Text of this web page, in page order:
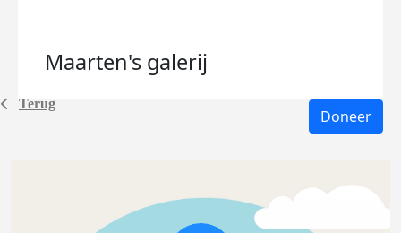
Terug
Maarten's galerij
Doneer